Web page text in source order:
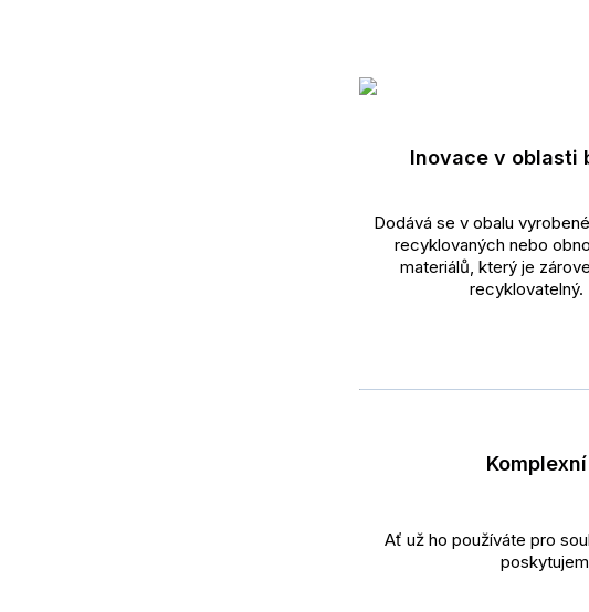
Inovace v oblasti
Dodává se v obalu
recyklovaných nebo
materiálů, který je
recyklovatelný.
Ať už ho používáte pro